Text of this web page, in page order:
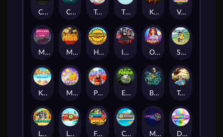
Chaos Crew Cubes 2 Tai The Toad The Respinners Klowns Vending Machine
Mystery Motel Mayan Stackways Harvest Wilds Immortal Desire Orb of Destiny Stack'em
Keep 'em Cool Magic Piggy Pug Life Eye of the Panda Beast Below Temple of Torment
Le Pharaoh Let It Snow Fear the Dark Cash Compass Miami Multiplier Double Rainbow